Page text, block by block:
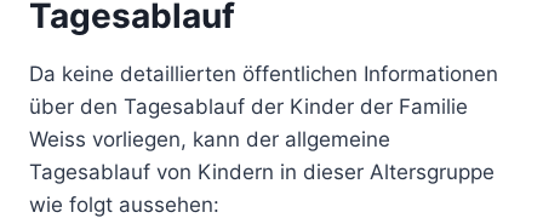
Tagesablauf
Da keine detaillierten öffentlichen Informationen
über den Tagesablauf der Kinder der Familie
Weiss vorliegen, kann der allgemeine
Tagesablauf von Kindern in dieser Altersgruppe
wie folgt aussehen: